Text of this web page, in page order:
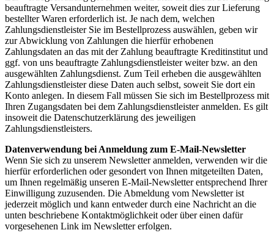
beauftragte Versandunternehmen weiter, soweit dies zur Lieferung
bestellter Waren erforderlich ist. Je nach dem, welchen
Zahlungsdienstleister Sie im Bestellprozess auswählen, geben wir
zur Abwicklung von Zahlungen die hierfür erhobenen
Zahlungsdaten an das mit der Zahlung beauftragte Kreditinstitut und
ggf. von uns beauftragte Zahlungsdienstleister weiter bzw. an den
ausgewählten Zahlungsdienst. Zum Teil erheben die ausgewählten
Zahlungsdienstleister diese Daten auch selbst, soweit Sie dort ein
Konto anlegen. In diesem Fall müssen Sie sich im Bestellprozess mit
Ihren Zugangsdaten bei dem Zahlungsdienstleister anmelden. Es gilt
insoweit die Datenschutzerklärung des jeweiligen
Zahlungsdienstleisters.
Datenverwendung bei Anmeldung zum E-Mail-Newsletter
Wenn Sie sich zu unserem Newsletter anmelden, verwenden wir die
hierfür erforderlichen oder gesondert von Ihnen mitgeteilten Daten,
um Ihnen regelmäßig unseren E-Mail-Newsletter entsprechend Ihrer
Einwilligung zuzusenden. Die Abmeldung vom Newsletter ist
jederzeit möglich und kann entweder durch eine Nachricht an die
unten beschriebene Kontaktmöglichkeit oder über einen dafür
vorgesehenen Link im Newsletter erfolgen.